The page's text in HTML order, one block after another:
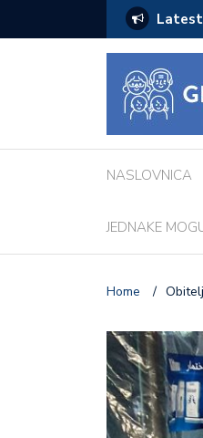
Evo koji su najčešći kod djece
NASLOVNICA
JEDNAKE
Home /